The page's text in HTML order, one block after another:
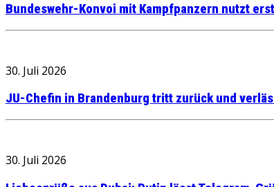
Bundeswehr-Konvoi mit Kampfpanzern nutzt
30. Juli 2026
JU-Chefin in Brandenburg tritt zurück und
30. Juli 2026